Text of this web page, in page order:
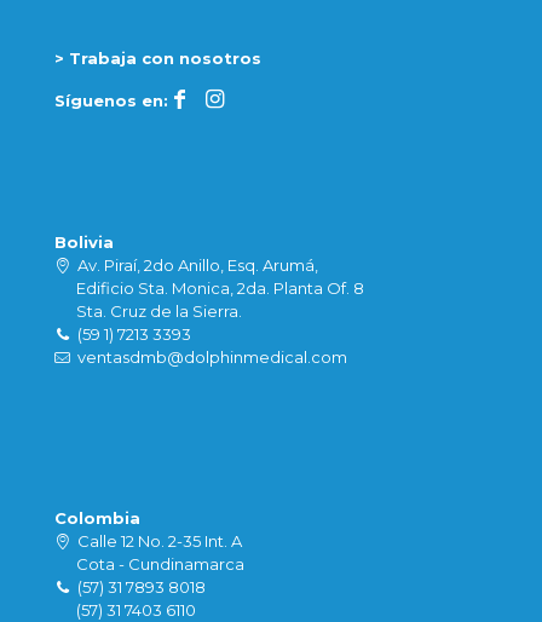
> Trabaja con nosotros
Síguenos en:
Bolivia
Av. Piraí, 2do Anillo, Esq. Arumá,
Edificio Sta. Monica, 2da. Planta Of. 8
Sta. Cruz de la Sierra.
(59 1) 7213 3393
ventasdmb@dolphinmedical.com
Colombia
Calle 12 No. 2-35 Int. A
Cota - Cundinamarca
(57) 31 7893 8018
(57) 31 7403 6110